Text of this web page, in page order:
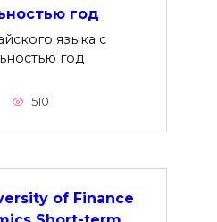
год
языка с
год
510
of Finance